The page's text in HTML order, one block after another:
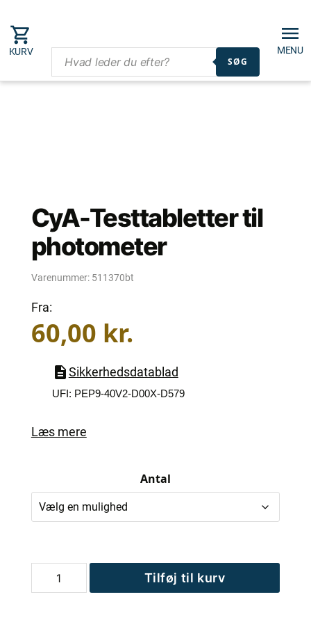
SØG
KURV MENU
CyA-Testtabletter til
photometer
Varenummer: 511370bt
Fra:
60,00 kr.
Sikkerhedsdatablad
UFI: PEP9-40V2-D00X-D579
Læs mere
Antal
Testtabletter
Tilføj til kurv